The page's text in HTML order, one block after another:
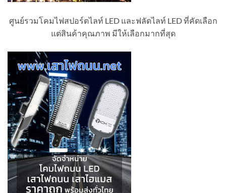
ศูนย์รวมโคมไฟสปอร์ตไลท์ LED และฟลัดไลท์ LED ที่คัดเลือก
แต่สินค้าคุณภาพ มีให้เลือกมากที่สุด